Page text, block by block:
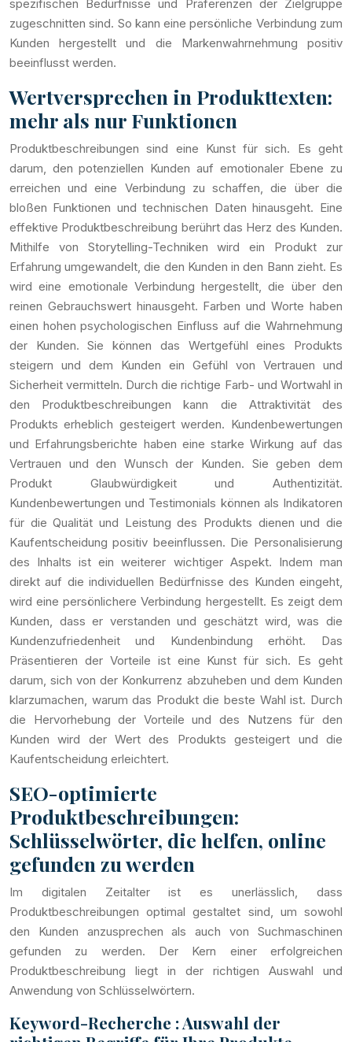
spezifischen Bedürfnisse und Präferenzen der Zielgruppe
zugeschnitten sind. So kann eine persönliche Verbindung zum
Kunden hergestellt und die Markenwahrnehmung positiv
beeinflusst werden.
Wertversprechen in Produkttexten:
mehr als nur Funktionen
Produktbeschreibungen sind eine Kunst für sich. Es geht
darum, den potenziellen Kunden auf emotionaler Ebene zu
erreichen und eine Verbindung zu schaffen, die über die
bloßen Funktionen und technischen Daten hinausgeht. Eine
effektive Produktbeschreibung berührt das Herz des Kunden.
Mithilfe von Storytelling-Techniken wird ein Produkt zur
Erfahrung umgewandelt, die den Kunden in den Bann zieht. Es
wird eine emotionale Verbindung hergestellt, die über den
reinen Gebrauchswert hinausgeht. Farben und Worte haben
einen hohen psychologischen Einfluss auf die Wahrnehmung
der Kunden. Sie können das Wertgefühl eines Produkts
steigern und dem Kunden ein Gefühl von Vertrauen und
Sicherheit vermitteln. Durch die richtige Farb- und Wortwahl in
den Produktbeschreibungen kann die Attraktivität des
Produkts erheblich gesteigert werden. Kundenbewertungen
und Erfahrungsberichte haben eine starke Wirkung auf das
Vertrauen und den Wunsch der Kunden. Sie geben dem
Produkt Glaubwürdigkeit und Authentizität.
Kundenbewertungen und Testimonials können als Indikatoren
für die Qualität und Leistung des Produkts dienen und die
Kaufentscheidung positiv beeinflussen. Die Personalisierung
des Inhalts ist ein weiterer wichtiger Aspekt. Indem man
direkt auf die individuellen Bedürfnisse des Kunden eingeht,
wird eine persönlichere Verbindung hergestellt. Es zeigt dem
Kunden, dass er verstanden und geschätzt wird, was die
Kundenzufriedenheit und Kundenbindung erhöht. Das
Präsentieren der Vorteile ist eine Kunst für sich. Es geht
darum, sich von der Konkurrenz abzuheben und dem Kunden
klarzumachen, warum das Produkt die beste Wahl ist. Durch
die Hervorhebung der Vorteile und des Nutzens für den
Kunden wird der Wert des Produkts gesteigert und die
Kaufentscheidung erleichtert.
SEO-optimierte
Produktbeschreibungen:
Schlüsselwörter, die helfen, online
gefunden zu werden
Im digitalen Zeitalter ist es unerlässlich, dass
Produktbeschreibungen optimal gestaltet sind, um sowohl
den Kunden anzusprechen als auch von Suchmaschinen
gefunden zu werden. Der Kern einer erfolgreichen
Produktbeschreibung liegt in der richtigen Auswahl und
Anwendung von Schlüsselwörtern.
Keyword-Recherche : Auswahl der